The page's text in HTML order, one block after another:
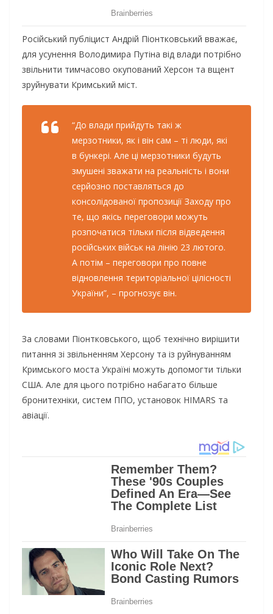
Російський публіцист Андрій Піонтковський вважає,
для усунення Володимира Путіна від влади потрібно
звільнити тимчасово окупований Херсон та вщент
зруйнувати Кримський міст.
“До влади прийдуть такі ж
мерзотники, як і він сам – ті люди, які
в бункері. Але ці мерзотники будуть
змушені зважати на реальність і вони
серйозно поставляться до
консолідованої пропозиції Заходу про
те, що якісь переговори можуть
розпочатися тільки після відведення
російських військ на лінію 23 лютого.
А потім – переговори про повне
відновлення територіальної цілісності
України”, – прогнозує він.
За словами Піонтковського, щоб технічно вирішити
питання зі звільненням Херсону та із руйнуванням
Кримського моста Україні можуть допомогти тільки
США. Але для цього потрібно набагато більше
бронитехніки, систем ППО, установок HIMARS та
авіації.